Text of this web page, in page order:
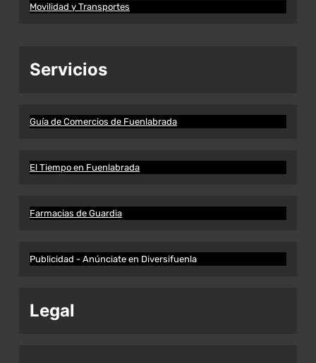
Movilidad y Transportes
Servicios
Guía de Comercios de Fuenlabrada
El Tiempo en Fuenlabrada
Farmacias de Guardia
Publicidad - Anúnciate en Diversifuenla
Legal